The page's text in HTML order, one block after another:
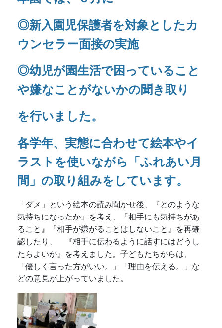
各学年、実態に合わせて絵本やイ
ラストを使いながら「ふれあい月
間」の取り組みをしています。
「ダメ」という絵本の読み聞かせ後、『どのような
ること』『相手が嫌がることはしないこと』を再確
たらよいか』を考えました。子どもたちからは、
どの意見が上がっていました。
🌸令和８年度 新入園児募集中！ 🌸
定員に空きがありますので、随時
募集受け付けています。
見学もできます。お問い合わせく